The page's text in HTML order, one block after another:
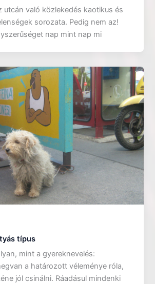
utcán való közlekedés kaotikus és
sorozata. Pedig nem az!
nap mint nap mi
típus
mint a gyereknevelés:
a határozott véleménye róla,
jól csinálni. Ráadásul mindenki